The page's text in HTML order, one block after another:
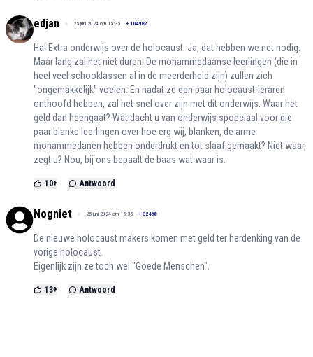
edjan 25 juni 2024 om 15:35 + 104982
Ha! Extra onderwijs over de holocaust. Ja, dat hebben we net nodig.
Maar lang zal het niet duren. De mohammedaanse leerlingen (die in
heel veel schooklassen al in de meerderheid zijn) zullen zich
"ongemakkelijk" voelen. En nadat ze een paar holocaust-leraren
onthoofd hebben, zal het snel over zijn met dit onderwijs. Waar het
geld dan heengaat? Wat dacht u van onderwijs spoeciaal voor die
paar blanke leerlingen over hoe erg wij, blanken, de arme
mohammedanen hebben onderdrukt en tot slaaf gemaakt? Niet waar,
zegt u? Nou, bij ons bepaalt de baas wat waar is.
10+ Antwoord
Nogniet 25 juni 2024 om 15:35 + 32468
De nieuwe holocaust makers komen met geld ter herdenking van de
vorige holocaust.
Eigenlijk zijn ze toch wel "Goede Menschen".
13+ Antwoord